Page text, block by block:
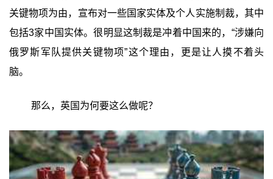
关键物项为由，宣布对一些国家实体及个人实施制裁，其中
包括3家中国实体。很明显这制裁是冲着中国来的，“涉嫌向
俄罗斯军队提供关键物项”这个理由，更是让人摸不着头
脑。
那么，英国为何要这么做呢？